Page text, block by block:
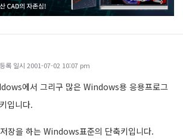
록 일시 2001-07-02 10:07 pm
에서 그리구 많은 Windows용 응용프로그
입니다.
장을 하는 Windows표준의 단축키입니다.